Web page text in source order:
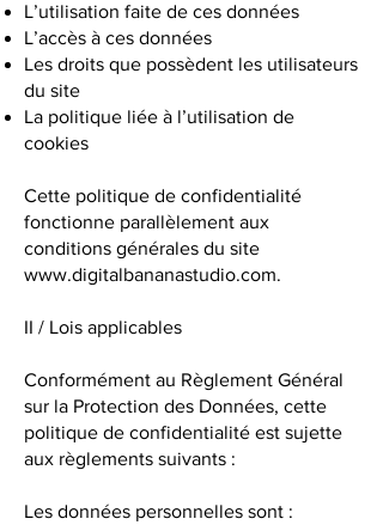
L’utilisation faite de ces données
L’accès à ces données
Les droits que possèdent les utilisateurs
du site
La politique liée à l’utilisation de
cookies
Cette politique de confidentialité
fonctionne parallèlement aux
conditions générales du site
www.digitalbananastudio.com.
II / Lois applicables
Conformément au Règlement Général
sur la Protection des Données, cette
politique de confidentialité est sujette
aux règlements suivants :
Les données personnelles sont :